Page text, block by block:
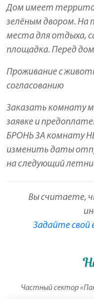
Дом имеет
зелёным двором. На
места для отдыха,
площадка. Перед
Проживание с
согласованию
Заказать комнату
заявке и
БРОНЬ ЗА комнату
изменить даты
на следующий
Вы считаете,
Задайте свой
Частный сектор